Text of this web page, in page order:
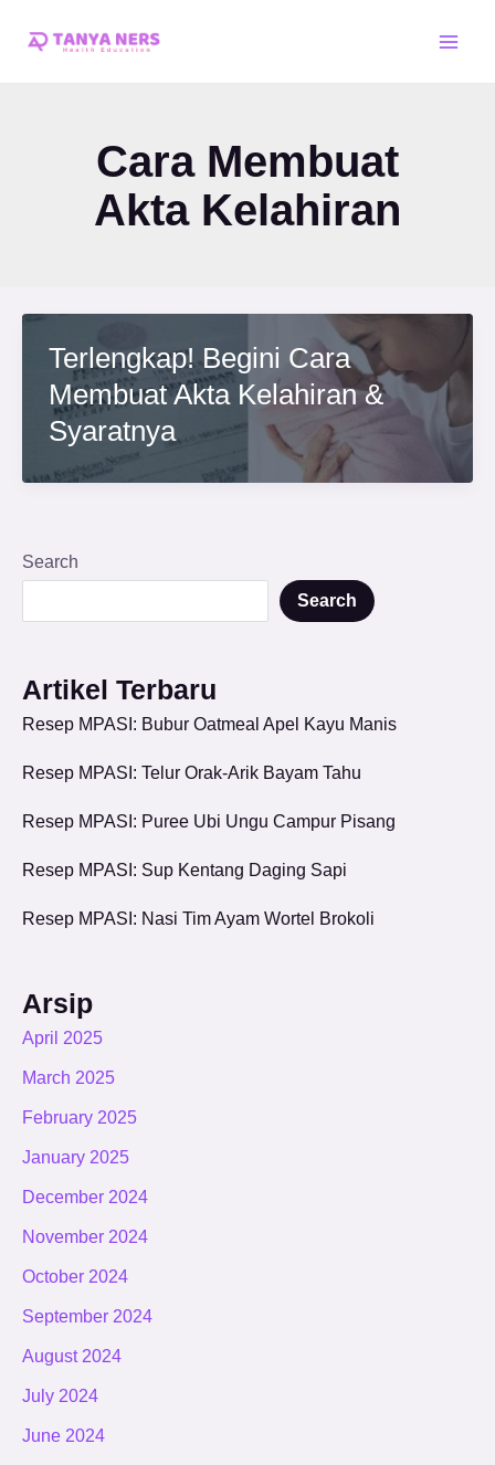
Cara Membuat
Akta Kelahiran
Terlengkap! Begini Cara
Membuat Akta Kelahiran &
Syaratnya
Search
Search
Artikel Terbaru
Resep MPASI: Bubur Oatmeal Apel Kayu Manis
Resep MPASI: Telur Orak-Arik Bayam Tahu
Resep MPASI: Puree Ubi Ungu Campur Pisang
Resep MPASI: Sup Kentang Daging Sapi
Resep MPASI: Nasi Tim Ayam Wortel Brokoli
Arsip
April 2025
March 2025
February 2025
January 2025
December 2024
November 2024
October 2024
September 2024
August 2024
July 2024
June 2024